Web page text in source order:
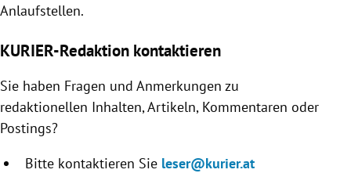
Untermenü
Untermenü
Untermenü
Untermenü
Untermenü
Anlaufstellen.
KURIER-Redaktion kontaktieren
Sie haben Fragen und Anmerkungen zu
redaktionellen Inhalten, Artikeln, Kommentaren oder
Postings?
Bitte kontaktieren Sie leser@kurier.at